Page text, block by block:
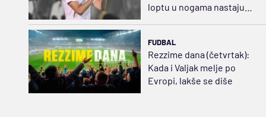
loptu u nogama nastaju
FUDBAL
Rezzime dana (četvrtak):
Kada i Valjak melje po
Evropi, lakše se diše